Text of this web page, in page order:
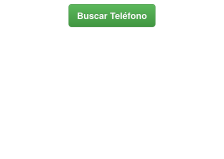
Buscar Teléfono